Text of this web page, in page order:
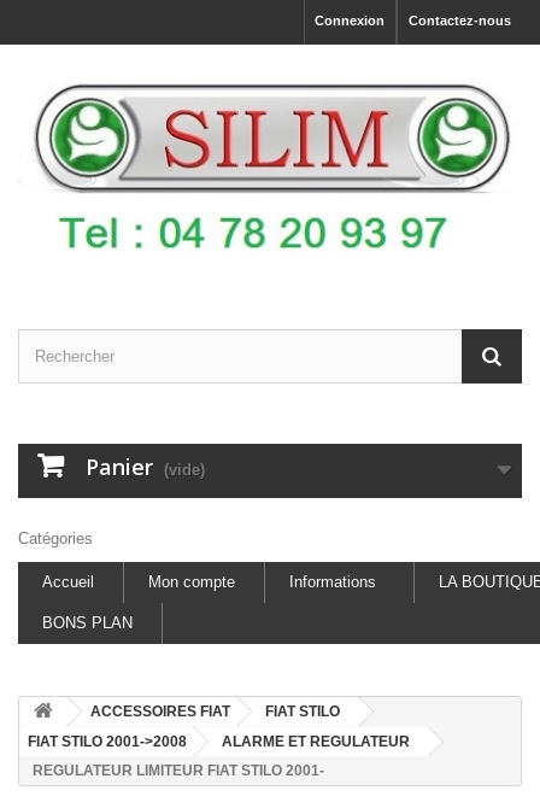
Contactez-nous
Connexion
Panier (vide)
Catégories
Accueil Mon compte Informations LA
BONS PLAN
ACCESSOIRES FIAT
FIAT STILO
FIAT STILO 2001->2008
ALARME ET REGULATEUR
REGULATEUR LIMITEUR FIAT STILO 2001-